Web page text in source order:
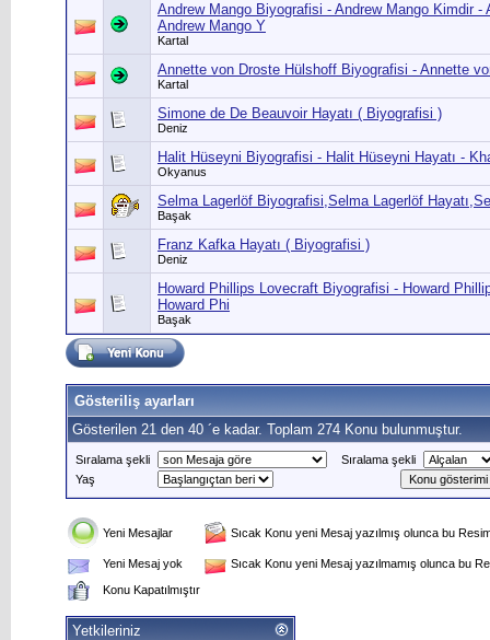
Andrew Mango Biyografisi - Andrew Mango Kimdir -
Andrew Mango Y
Kartal
Annette von Droste Hülshoff Biyografisi - Annette
Kartal
Simone de De Beauvoir Hayatı ( Biyografisi )
Deniz
Halit Hüseyni Biyografisi - Halit Hüseyni Hayatı -
Okyanus
Selma Lagerlöf Biyografisi,Selma Lagerlöf
Başak
Franz Kafka Hayatı ( Biyografisi )
Deniz
Howard Phillips Lovecraft Biyografisi - Howard
Howard Phi
Başak
Gösteriliş ayarları
Gösterilen 21 den 40 ´e kadar. Toplam 274 Konu bulunmuştur.
Sıralama şekli
Sıralama şekli
Yaş
Yeni Mesajlar Sıcak Konu yeni Mesaj yazılmış olunca bu
Yeni Mesaj yok
Sıcak Konu yeni Mesaj yazılmamış olunca bu
Konu Kapatılmıştır
Yetkileriniz